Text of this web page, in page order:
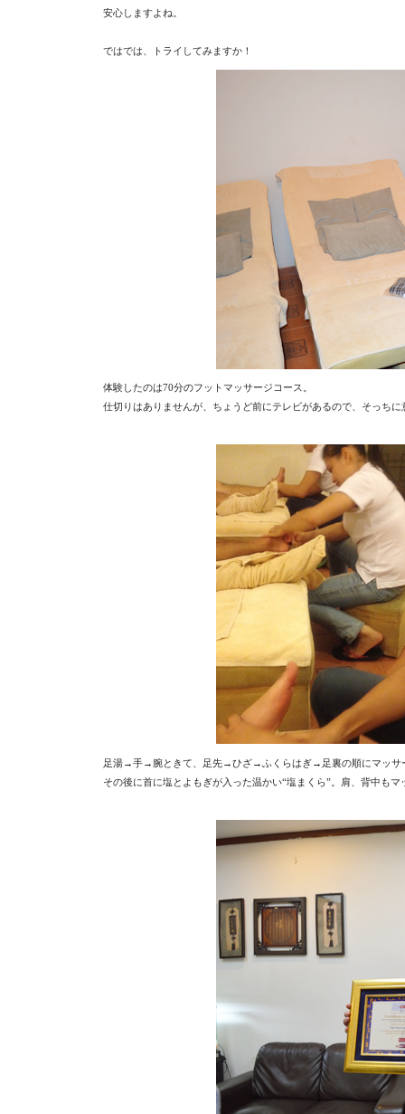
安心しますよね。
ではでは、トライしてみますか！
体験したのは70分のフットマッサージコース。
仕切りはありませんが、ちょうど前にテレビがあるので、そっちに
足湯→手→腕ときて、足先→ひざ→ふくらはぎ→足裏の順にマッサ
その後に首に塩とよもぎが入った温かい“塩まくら”。肩、背中も